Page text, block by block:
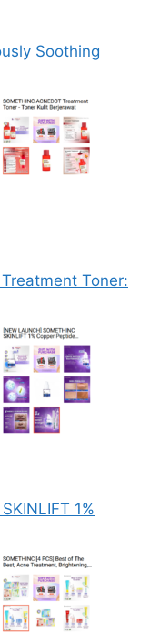
Soothing
Treatment Toner:
1%